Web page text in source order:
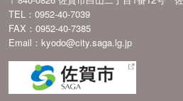
TEL：0952-40-7039
FAX：0952-40-7385
Email：kyodo@city.saga.lg.jp